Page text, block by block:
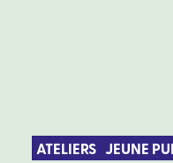
ATELIERS JEUNE